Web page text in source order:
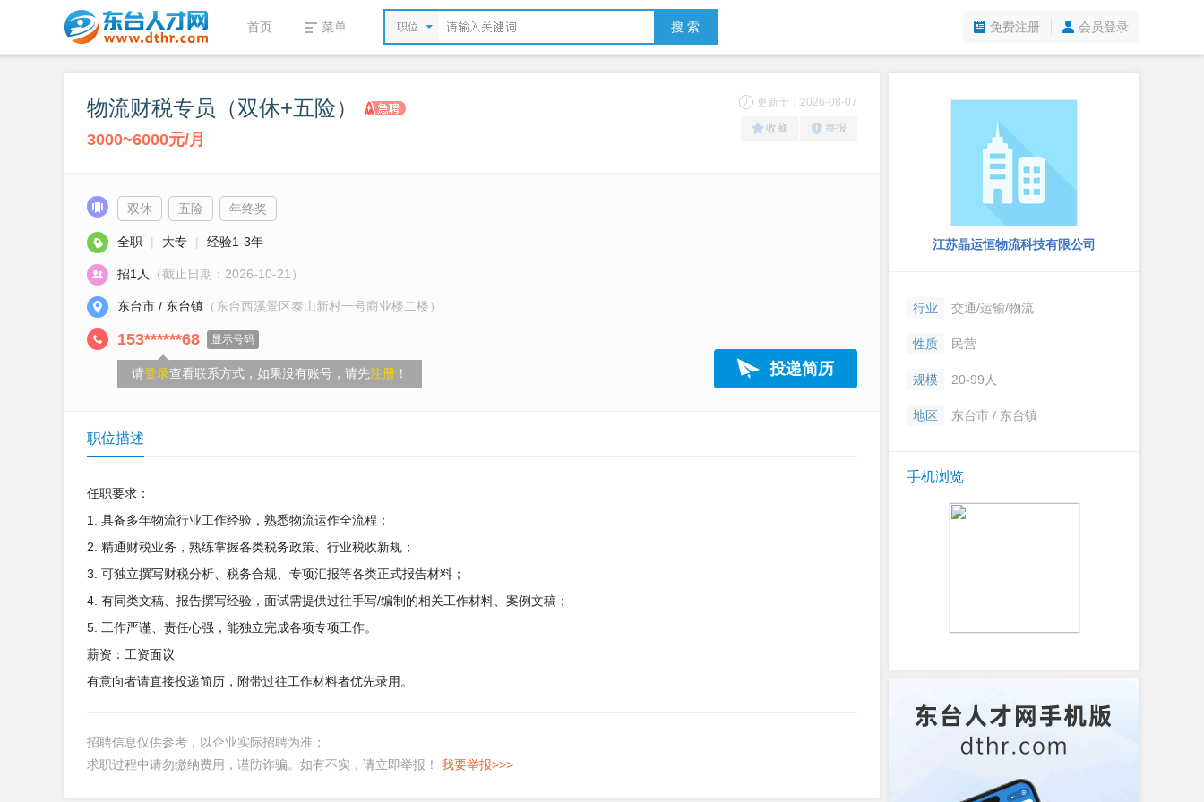
首页 菜单 职位 搜 索 免费注册 会员登录
物流财税专员（双休+五险）
3000~6000元/月
更新于：2026-08-07
收藏 举报
双休 五险 年终奖
全职 | 大专 | 经验1-3年
招1人 （截止日期：2026-10-21）
东台市 / 东台镇 （东台西溪景区泰山新村一号商业楼二楼）
153******68 显示号码
请登录查看联系方式，如果没有账号，请先注册 ！ 投递简历
职位描述
任职要求：
1. 具备多年物流行业工作经验，熟悉物流运作全流程；
2. 精通财税业务，熟练掌握各类税务政策、行业税收新规；
3. 可独立撰写财税分析、税务合规、专项汇报等各类正式报告材料；
4. 有同类文稿、报告撰写经验，面试需提供过往手写/编制的相关工作材料、案例文稿；
5. 工作严谨、责任心强，能独立完成各项专项工作。
薪资：工资面议
有意向者请直接投递简历，附带过往工作材料者优先录用。
招聘信息仅供参考，以企业实际招聘为准；
求职过程中请勿缴纳费用，谨防诈骗。如有不实，请立即举报！ 我要举报>>>
江苏晶运恒物流科技有限公司
行业 交通/运输/物流
性质 民营
规模 20-99人
地区 东台市 / 东台镇
手机浏览